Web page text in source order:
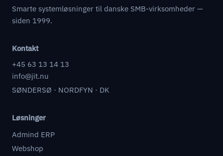
Smarte systemløsninger til danske SMB-virksomheder —
siden 1999.
Kontakt
+45 63 13 14 13
info@jit.nu
SØNDERSØ · NORDFYN · DK
Løsninger
Admind ERP
Webshop